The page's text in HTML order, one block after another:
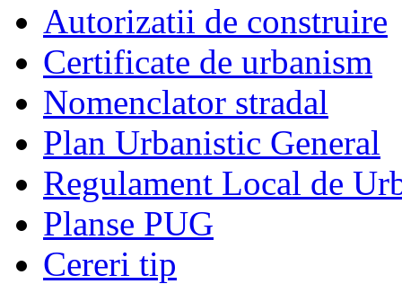
Autorizatii de construire
Certificate de urbanism
Nomenclator stradal
Plan Urbanistic General
Regulament Local de
Planse PUG
Cereri tip